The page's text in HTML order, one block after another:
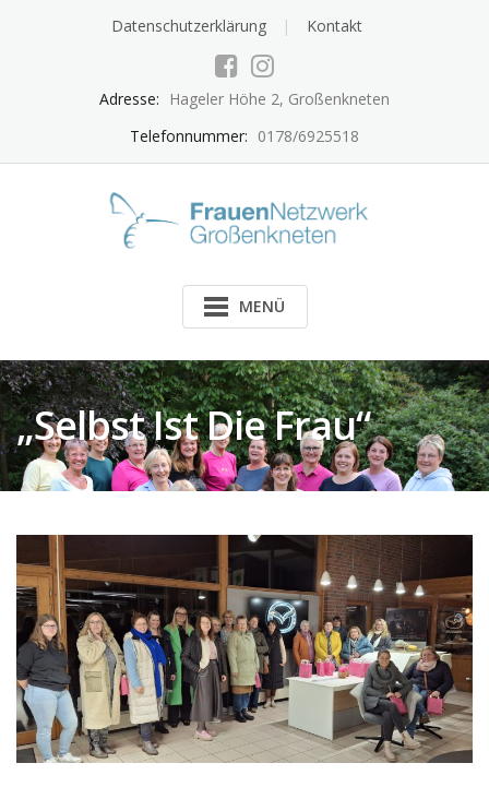
Datenschutzerklärung Kontakt
Adresse:
Hageler Höhe 2, Großenkneten
Telefonnummer: 0178/6925518
MENÜ
„Selbst Ist Die Frau“